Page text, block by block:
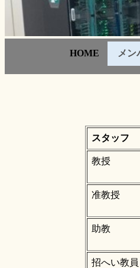
HOME メン
スタッフ
教授
准教授
助教
招へい教員